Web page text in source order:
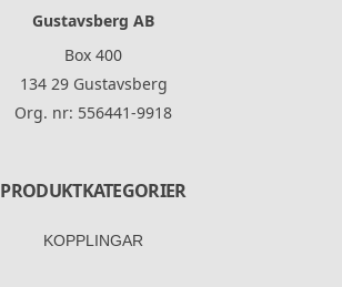
Gustavsberg AB
Box 400
134 29 Gustavsberg
Org. nr: 556441-9918
PRODUKTKATEGORIER
KOPPLINGAR